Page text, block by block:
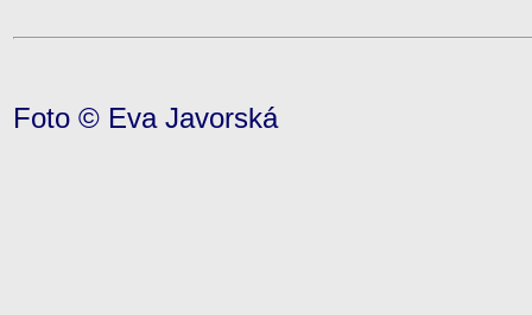
Foto © Eva Javorská